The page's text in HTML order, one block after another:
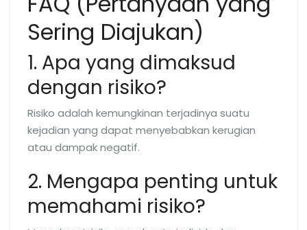
Sering Diajukan)
1. Apa yang dimaksud
dengan risiko?
Risiko adalah kemungkinan terjadinya suatu
kejadian yang dapat menyebabkan kerugian
atau dampak negatif.
2. Mengapa penting untuk
memahami risiko?